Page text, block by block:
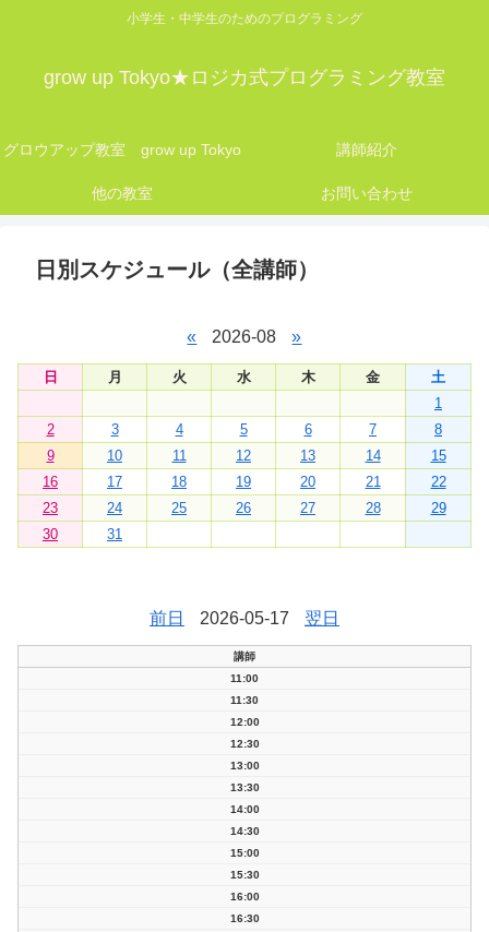
小学生・中学生のためのプログラミング
grow up Tokyo★ロジカ式プログラミング教室
グロウアップ教室 grow up Tokyo 講師紹介
他の教室 お問い合わせ
日別スケジュール（全講師）
« 2026-08 »
日 月 火 水 木 金
土
1
2
3 4 5 6 7
8
9
10 11 12 13 14
15
16
17 18 19 20 21
22
23
24 25 26 27 28
29
30
31
前日 2026-05-17 翌日
講師
11:00
11:30
12:00
12:30
13:00
13:30
14:00
14:30
15:00
15:30
16:00
16:30